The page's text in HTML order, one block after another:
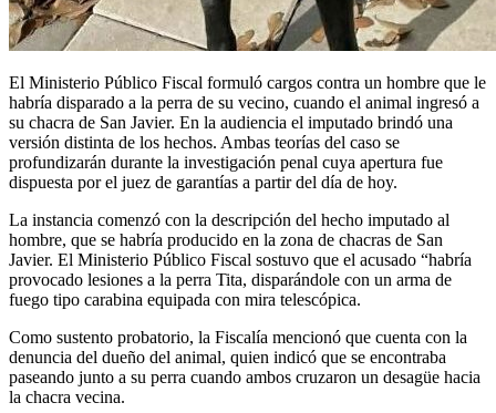
El Ministerio Público Fiscal formuló cargos contra un hombre que le
habría disparado a la perra de su vecino, cuando el animal ingresó a
su chacra de San Javier. En la audiencia el imputado brindó una
versión distinta de los hechos. Ambas teorías del caso se
profundizarán durante la investigación penal cuya apertura fue
dispuesta por el juez de garantías a partir del día de hoy.
La instancia comenzó con la descripción del hecho imputado al
hombre, que se habría producido en la zona de chacras de San
Javier. El Ministerio Público Fiscal sostuvo que el acusado “habría
provocado lesiones a la perra Tita, disparándole con un arma de
fuego tipo carabina equipada con mira telescópica.
Como sustento probatorio, la Fiscalía mencionó que cuenta con la
denuncia del dueño del animal, quien indicó que se encontraba
paseando junto a su perra cuando ambos cruzaron un desagüe hacia
la chacra vecina.